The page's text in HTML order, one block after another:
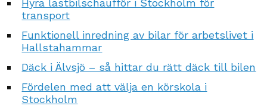
Hyra lastbilschaufför i Stockholm för
transport
Funktionell inredning av bilar för arbetslivet i
Hallstahammar
Däck i Älvsjö – så hittar du rätt däck till bilen
Fördelen med att välja en körskola i
Stockholm